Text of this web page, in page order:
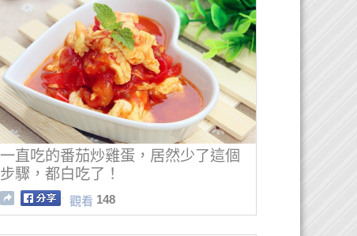
一直吃的番茄炒雞蛋，居然少了這個
步驟，都白吃了！
觀看 148